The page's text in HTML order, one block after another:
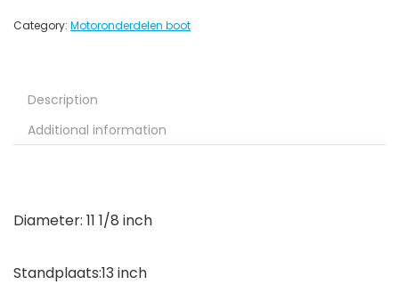
Category: Motoronderdelen boot
Description
Additional information
Diameter: 11 1/8 inch
Standplaats:13 inch